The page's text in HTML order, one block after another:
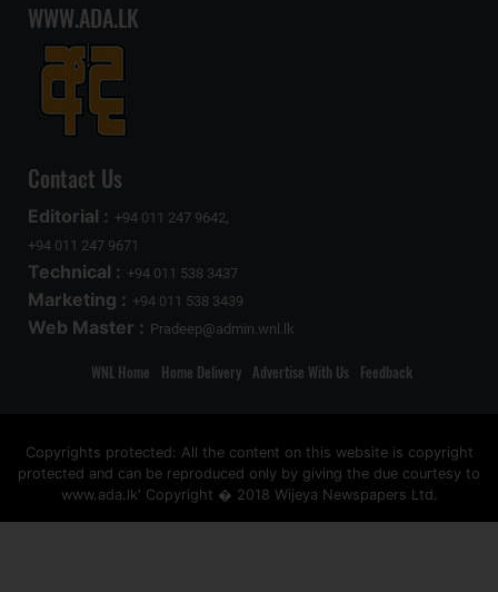
WWW.ADA.LK
Contact Us
Editorial : +94 011 247 9642,
+94 011 247 9671
Technical : +94 011 538 3437
Marketing : +94 011 538 3439
Web Master : Pradeep@admin.wnl.lk
WNL Home Home Delivery Advertise With Us Feedback
Copyrights protected: All the content on this website is copyright
protected and can be reproduced only by giving the due courtesy to
www.ada.lk' Copyright � 2018 Wijeya Newspapers Ltd.